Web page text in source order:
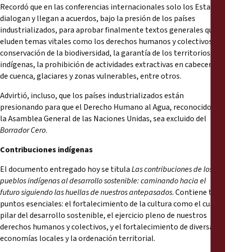
Recordó que en las conferencias internacionales solo los Estados
dialogan y llegan a acuerdos, bajo la presión de los países
industrializados, para aprobar finalmente textos generales que
eluden temas vitales como los derechos humanos y colectivos, la
conservación de la biodiversidad, la garantía de los territorios
indígenas, la prohibición de actividades extractivas en cabeceras
de cuenca, glaciares y zonas vulnerables, entre otros.
Advirtió, incluso, que los países industrializados están
presionando para que el Derecho Humano al Agua, reconocido por
la Asamblea General de las Naciones Unidas, sea excluido del
Borrador Cero.
Contribuciones indígenas
El documento entregado hoy se titulaLas contribuciones de los
pueblos indígenas al desarrollo sostenible: caminando hacia el
futuro siguiendo las huellas de nuestros antepasados. Contiene tres
puntos esenciales: el fortalecimiento de la cultura como el cuarto
pilar del desarrollo sostenible, el ejercicio pleno de nuestros
derechos humanos y colectivos, y el fortalecimiento de diversas
economías locales y la ordenación territorial.